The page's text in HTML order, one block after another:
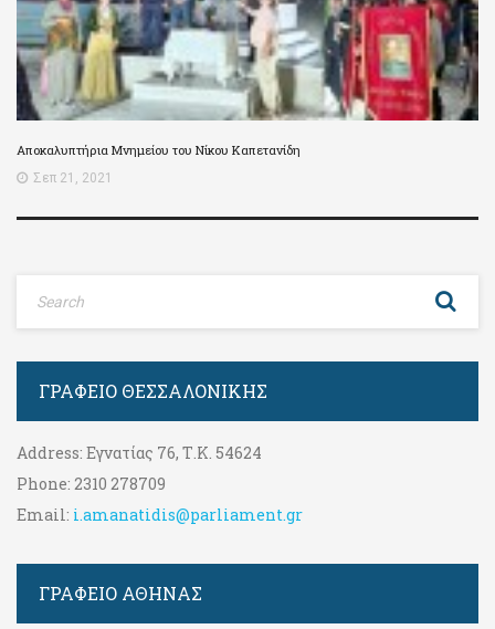
Αποκαλυπτήρια Μνημείου του Νίκου Καπετανίδη
Σεπ 21, 2021
ΓΡΑΦΕΊΟ ΘΕΣΣΑΛΟΝΊΚΗΣ
Address: Εγνατίας 76, Τ.Κ. 54624
Phone: 2310 278709
Email: i.amanatidis@parliament.gr
ΓΡΑΦΕΊΟ ΑΘΉΝΑΣ